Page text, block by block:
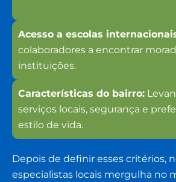
Acesso a escolas
colaboradores a encontrar
instituições.
Características do bairro:
serviços locais, segurança e
estilo de vida.
Depois de definir esses critérios,
especialistas locais mergulha no